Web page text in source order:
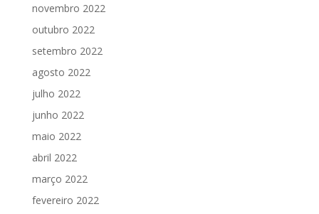
novembro 2022
outubro 2022
setembro 2022
agosto 2022
julho 2022
junho 2022
maio 2022
abril 2022
março 2022
fevereiro 2022